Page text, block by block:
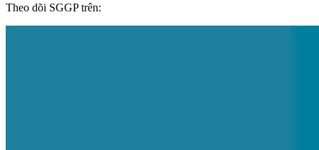
Theo dõi SGGP trên: